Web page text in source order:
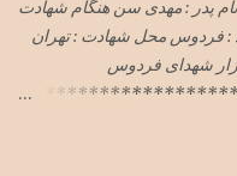
نام پدر : مهدی سن هنگام شهادت
: 1365/11/28 محل تولد : فردوس محل شهادت : تهران
محل دفن : گلزار شهدای فردوس